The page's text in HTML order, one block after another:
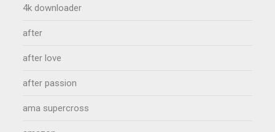
4k downloader
after
after love
after passion
ama supercross